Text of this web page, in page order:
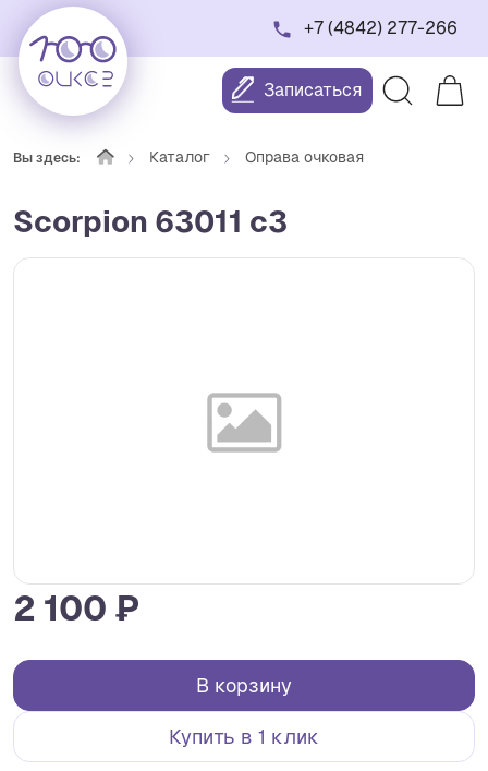
+7 (4842) 277-266
Записаться
Вы здесь: Каталог Оправа очковая
Scorpion 63011 с3
2 100 ₽
В корзину
Купить в 1 клик